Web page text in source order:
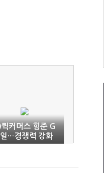
커머스 힘준 G
…경쟁력 강화
까